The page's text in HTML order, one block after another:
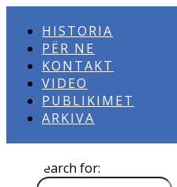
HISTORIA
PËR NE
KONTAKT
VIDEO
PUBLIKIMET
ARKIVA
Search for: